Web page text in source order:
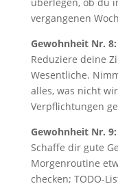
vergangenen
Gewohnheit Nr.
Reduziere deine
Wesentliche.
alles, was nicht
Verpflichtungen
Gewohnheit Nr.
Schaffe dir gute
Morgenroutine
checken; TODO-